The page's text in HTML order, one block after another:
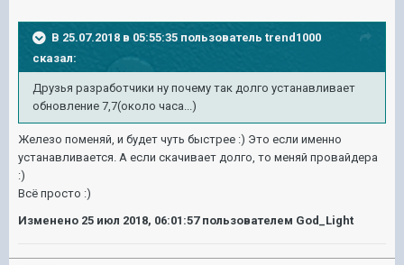
В 25.07.2018 в 05:55:35 пользователь trend1000
сказал:
Друзья разработчики ну почему так долго устанавливает
обновление 7,7(около часа...)
Железо поменяй, и будет чуть быстрее :) Это если именно
устанавливается. А если скачивает долго, то меняй провайдера
:)
Всё просто :)
Изменено 25 июл 2018, 06:01:57пользователем God_Light